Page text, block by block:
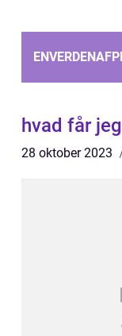
hvad får
28 oktober 2023